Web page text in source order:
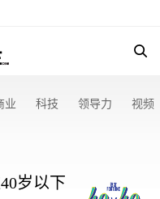
业 科技 领导力 视频
岁以下